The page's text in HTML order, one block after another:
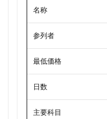
名称
参列者
最低価格
日数
主要科目